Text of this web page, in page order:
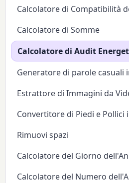
Calcolatore di Compatibilità
Calcolatore di Somme
Calcolatore di Audit
Generatore di parole casuali
Estrattore di Immagini da
Convertitore di Piedi e Pollici
Rimuovi spazi
Calcolatore del Giorno
Calcolatore del Numero